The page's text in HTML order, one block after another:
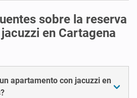
sobre la reserva
en Cartagena
apartamento con jacuzzi en